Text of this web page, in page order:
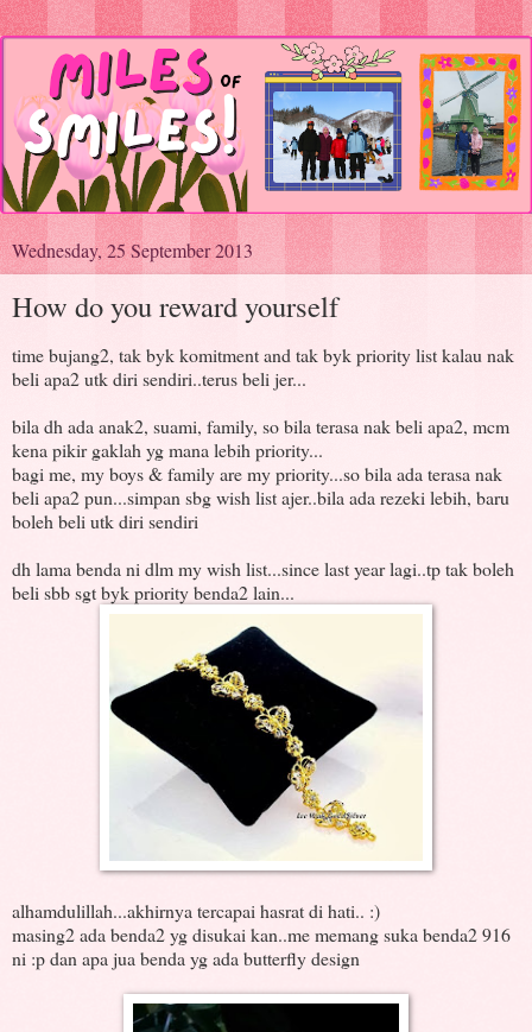
Wednesday, 25 September 2013
How do you reward yourself
time bujang2, tak byk komitment and tak byk priority list kalau nak
beli apa2 utk diri sendiri..terus beli jer...
bila dh ada anak2, suami, family, so bila terasa nak beli apa2, mcm
kena pikir gaklah yg mana lebih priority...
bagi me, my boys & family are my priority...so bila ada terasa nak
beli apa2 pun...simpan sbg wish list ajer..bila ada rezeki lebih, baru
boleh beli utk diri sendiri
dh lama benda ni dlm my wish list...since last year lagi..tp tak boleh
beli sbb sgt byk priority benda2 lain...
alhamdulillah...akhirnya tercapai hasrat di hati.. :)
masing2 ada benda2 yg disukai kan..me memang suka benda2 916
ni :p dan apa jua benda yg ada butterfly design